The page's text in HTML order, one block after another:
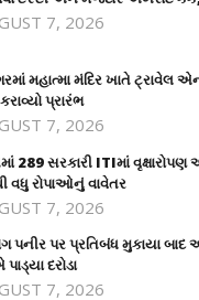
7, 2026
મહાત્મા મંદિર ખાતે ટ્રાવેલ
પ્રારંભ
7, 2026
289 સરકારી ITIમાં
વધુ રોપાઓનું વાવેતર
7, 2026
પનીર પર પ્રતિબંધ મુકાયા બાદ
દરોડા
7, 2026